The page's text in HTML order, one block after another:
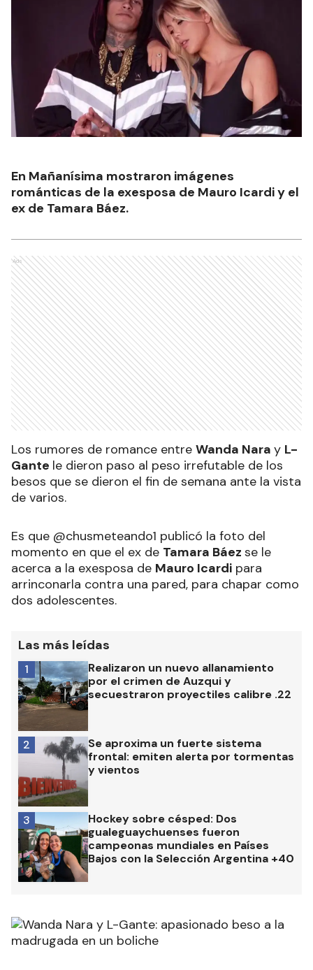
En Mañanísima mostraron imágenes
románticas de la exesposa de Mauro Icardi y el
ex de Tamara Báez.
Ads
Los rumores de romance entre Wanda Nara y L-
Gante le dieron paso al peso irrefutable de los
besos que se dieron el fin de semana ante la vista
de varios.
Es que @chusmeteando1 publicó la foto del
momento en que el ex de Tamara Báez se le
acerca a la exesposa de Mauro Icardi para
arrinconarla contra una pared, para chapar como
dos adolescentes.
Las más leídas
Realizaron un nuevo allanamiento
por el crimen de Auzqui y
secuestraron proyectiles calibre .22
1
Se aproxima un fuerte sistema
frontal: emiten alerta por tormentas
y vientos
2
Hockey sobre césped: Dos
gualeguaychuenses fueron
campeonas mundiales en Países
Bajos con la Selección Argentina +40
3